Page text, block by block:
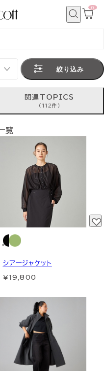
カ
0
絞り込み
関連TOPICS
(112件)
覧
シアージャケット
¥19,800